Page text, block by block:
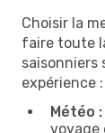
Choisir la
faire toute
saisonniers
expérience :
Météo :
voyage